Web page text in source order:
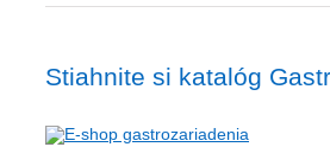
Stiahnite si katalóg